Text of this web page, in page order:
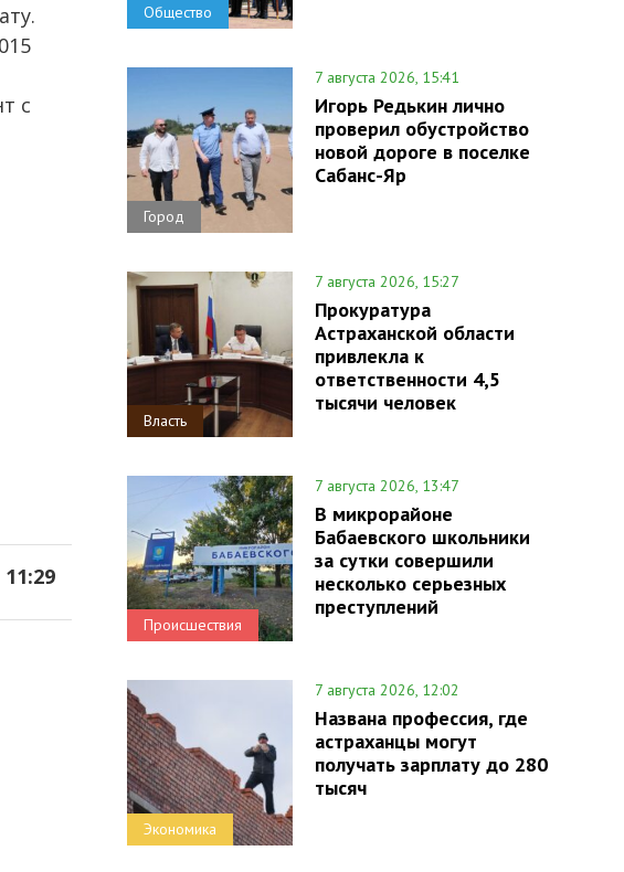
с
Общество
Город
7 августа 2026, 15:41
Игорь Редькин лично
проверил обустройство
новой дороге в поселке
Сабанс-Яр
Власть
7 августа 2026, 15:27
Прокуратура
Астраханской области
привлекла к
ответственности 4,5
тысячи человек
Происшествия
7 августа 2026, 13:47
В микрорайоне
Бабаевского школьники
за сутки совершили
несколько серьезных
преступлений
Экономика
7 августа 2026, 12:02
Названа профессия, где
астраханцы могут
получать зарплату до 280
тысяч